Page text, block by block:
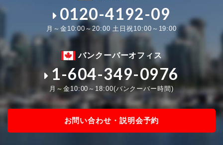
0120-4192-09
月～金10:00～20:00 土日祝10:00～19:00
バンクーバーオフィス
1-604-349-0976
月～金10:00～18:00(バンクーバー時間)
お問い合わせ・説明会予約